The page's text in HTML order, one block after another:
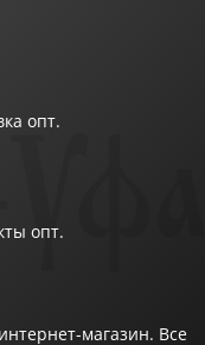
опт.
опт.
магазин. Все